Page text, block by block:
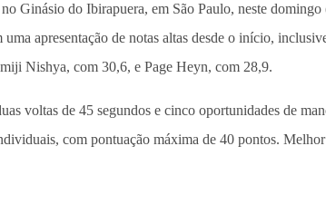
Ginásio do Ibirapuera, em São Paulo, neste domingo
apresentação de notas altas desde o início,
Nishya, com 30,6, e Page Heyn, com 28,9.
voltas de 45 segundos e cinco oportunidades de
com pontuação máxima de 40 pontos.